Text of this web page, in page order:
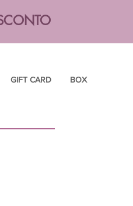
GIFT CARD BOX